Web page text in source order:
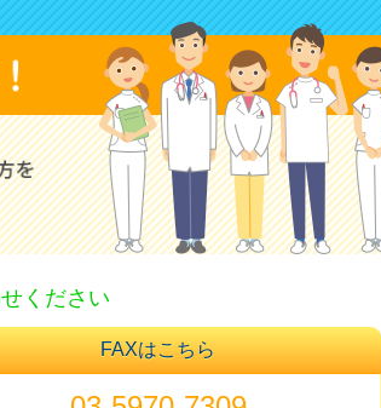
ください
FAXはこちら